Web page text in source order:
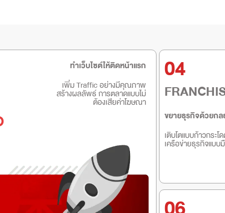
ทำเว็บไซต์ให้ติดหน้าแรก
เพิ่ม Traffic อย่างมีคุณภาพ
สร้างผลลัพธ์ การตลาดแบบไม่
ต้องเสียค่าโฆษณา
04
ขยายธุรกิจด้วยก
เติบโตแบบก้าวกระ
เครือข่ายธุรกิจแบ